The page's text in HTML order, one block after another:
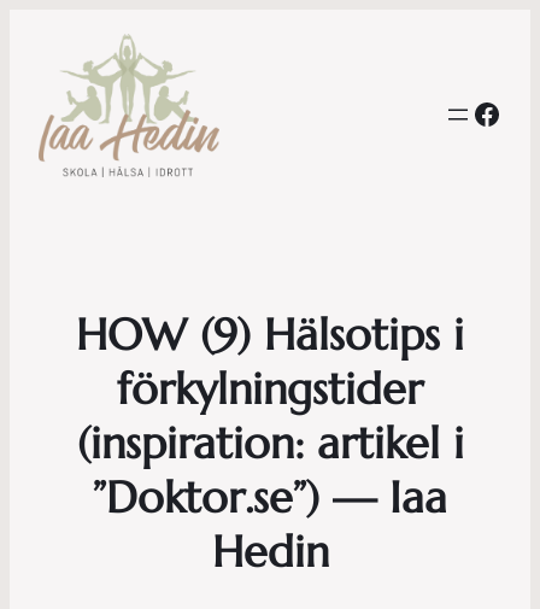
HOW (9) Hälsotips i
förkylningstider
(inspiration: artikel i
”Doktor.se”) — Iaa
Hedin